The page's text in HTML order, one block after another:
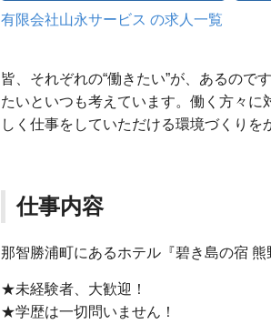
有限会社山永サービス の求人一覧
皆、それぞれの“働きたい”が、あるので
たいといつも考えています。働く方々
しく仕事をしていただける環境づくりを
仕事内容
那智勝浦町にあるホテル『碧き島の宿
★未経験者、大歓迎！
★学歴は一切問いません！